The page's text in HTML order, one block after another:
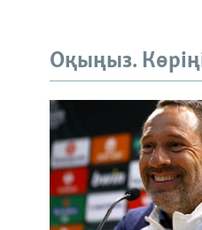
Оқыңыз.